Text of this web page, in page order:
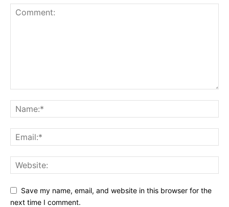
Save my name, email, and website in this browser for the
next time I comment.